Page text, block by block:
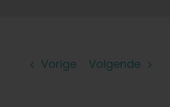
Vorige Volgende